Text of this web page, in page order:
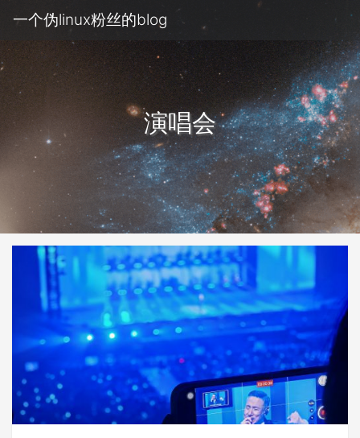
一个伪linux粉丝的blog
演唱会